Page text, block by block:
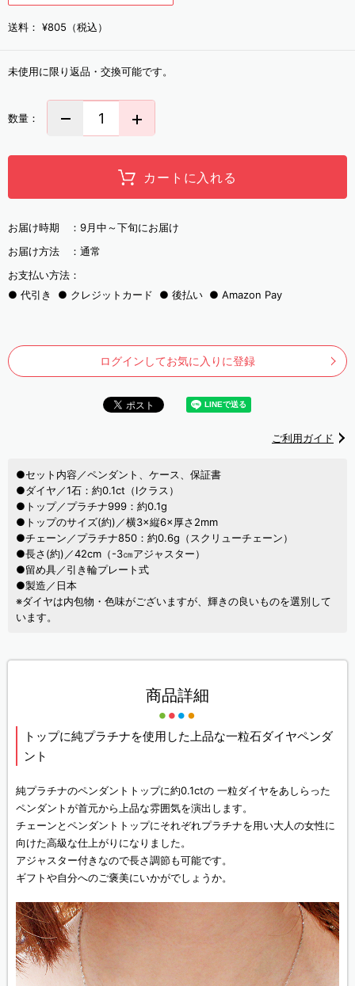
送料： ¥805（税込）
未使用に限り返品・交換可能です。
数量：
カートに入れる
お届け時期 ： 9月中～下旬にお届け
お届け方法 ： 通常
お支払い方法：
代引き
クレジットカード 後払い Amazon Pay
ログインしてお気に入りに登録
ご利用ガイド
●セット内容／ペンダント、ケース、保証書
●ダイヤ／1石：約0.1ct（Iクラス）
●トップ／プラチナ999：約0.1g
●トップのサイズ(約)／横3×縦6×厚さ2mm
●チェーン／プラチナ850：約0.6g（スクリューチェーン）
●長さ(約)／42cm（-3㎝アジャスター）
●留め具／引き輪プレート式
●製造／日本
※ダイヤは内包物・色味がございますが、輝きの良いものを選別して
います。
商品詳細
トップに純プラチナを使用した上品な一粒石ダイヤペンダ
ント
純プラチナのペンダントトップに約0.1ctの 一粒ダイヤをあしらった
ペンダントが首元から上品な雰囲気を演出します。
チェーンとペンダントトップにそれぞれプラチナを用い大人の女性に
向けた高級な仕上がりになりました。
アジャスター付きなので長さ調節も可能です。
ギフトや自分へのご褒美にいかがでしょうか。